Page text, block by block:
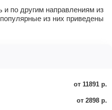
по другим направлениям из
из них приведены
от 11891 р.
от 2898 р.